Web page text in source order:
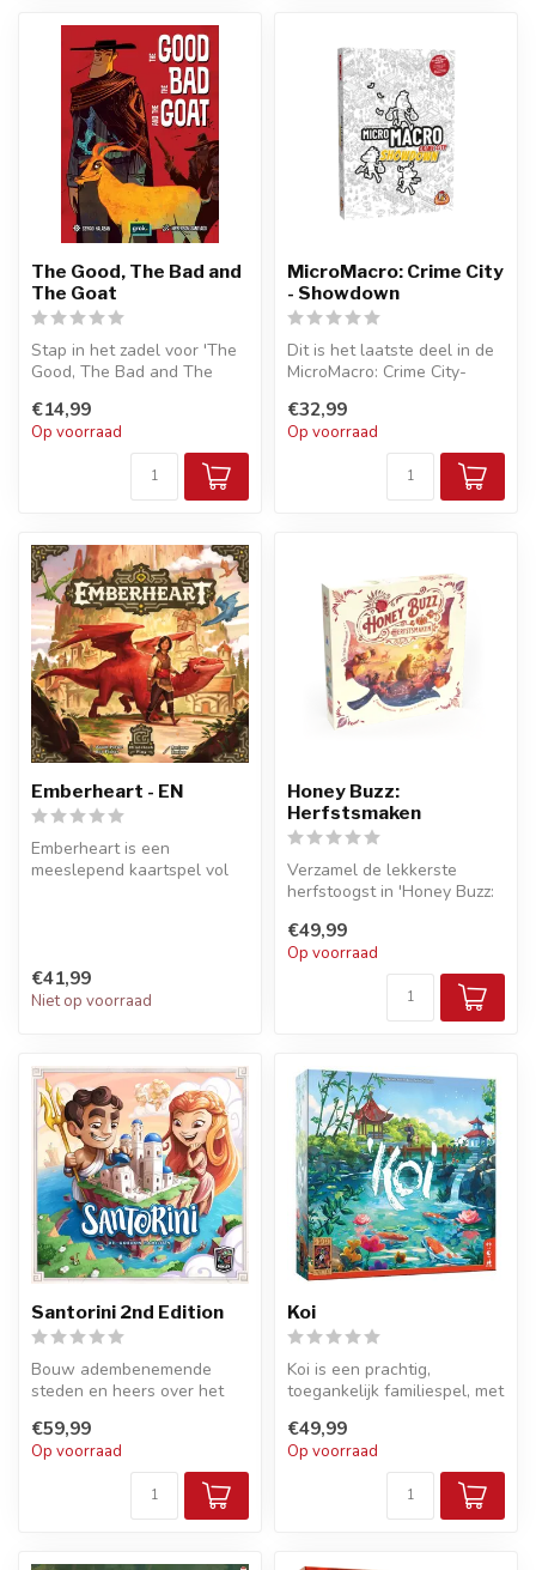
The Good, The Bad and
The Goat
Stap in het zadel voor 'The
Good, The Bad and The
kaartspel...
€14,99
Op voorraad
MicroMacro: Crime City
- Showdown
Dit is het laatste deel in de
MicroMacro: Crime City-
€32,99
Op voorraad
Emberheart - EN
Emberheart is een
meeslepend kaartspel vol
€41,99
Niet op voorraad
Honey Buzz:
Herfstsmaken
Verzamel de lekkerste
herfstoogst in 'Honey Buzz:
ka...
€49,99
Op voorraad
Santorini 2nd Edition
Bouw adembenemende
steden en heers over het
2nd Edit...
€59,99
Op voorraad
Koi
Koi is een prachtig,
toegankelijk familiespel, met
tacti...
€49,99
Op voorraad